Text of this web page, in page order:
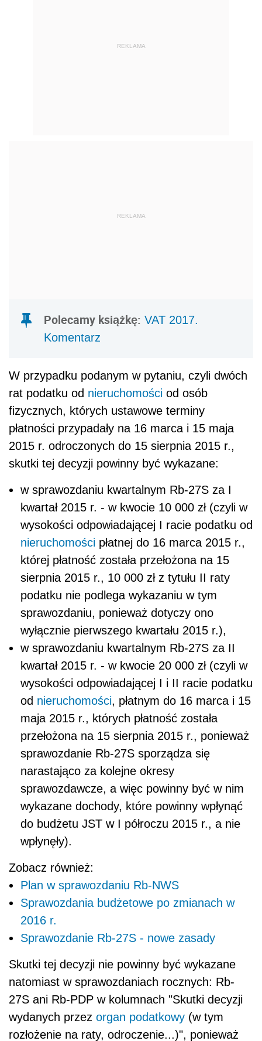
REKLAMA
REKLAMA
Polecamy książkę: VAT 2017.
Komentarz
W przypadku podanym w pytaniu, czyli dwóch
rat podatku od nieruchomości od osób
fizycznych, których ustawowe terminy
płatności przypadały na 16 marca i 15 maja
2015 r. odroczonych do 15 sierpnia 2015 r.,
skutki tej decyzji powinny być wykazane:
w sprawozdaniu kwartalnym Rb-27S za I
kwartał 2015 r. - w kwocie 10 000 zł (czyli w
wysokości odpowiadającej I racie podatku od
nieruchomości płatnej do 16 marca 2015 r.,
której płatność została przełożona na 15
sierpnia 2015 r., 10 000 zł z tytułu II raty
podatku nie podlega wykazaniu w tym
sprawozdaniu, ponieważ dotyczy ono
wyłącznie pierwszego kwartału 2015 r.),
w sprawozdaniu kwartalnym Rb-27S za II
kwartał 2015 r. - w kwocie 20 000 zł (czyli w
wysokości odpowiadającej I i II racie podatku
od nieruchomości, płatnym do 16 marca i 15
maja 2015 r., których płatność została
przełożona na 15 sierpnia 2015 r., ponieważ
sprawozdanie Rb-27S sporządza się
narastająco za kolejne okresy
sprawozdawcze, a więc powinny być w nim
wykazane dochody, które powinny wpłynąć
do budżetu JST w I półroczu 2015 r., a nie
wpłynęły).
Zobacz również:
Plan w sprawozdaniu Rb-NWS
Sprawozdania budżetowe po zmianach w
2016 r.
Sprawozdanie Rb-27S - nowe zasady
Skutki tej decyzji nie powinny być wykazane
natomiast w sprawozdaniach rocznych: Rb-
27S ani Rb-PDP w kolumnach "Skutki decyzji
wydanych przez organ podatkowy (w tym
rozłożenie na raty, odroczenie...)", ponieważ